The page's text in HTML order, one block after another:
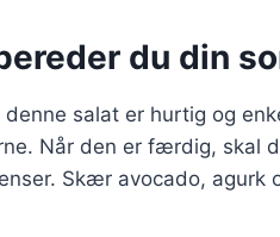
du din
denne salat er hurtig og
Når den er færdig, skal
Skær avocado, agurk